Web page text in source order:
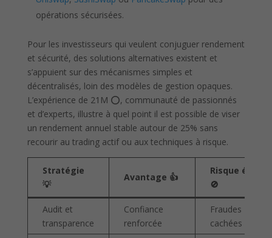
opérations sécurisées.
Pour les investisseurs qui veulent conjuguer rendement
et sécurité, des solutions alternatives existent et
s’appuient sur des mécanismes simples et
décentralisés, loin des modèles de gestion opaques.
L’expérience de 21M ⭕, communauté de passionnés
et d’experts, illustre à quel point il est possible de viser
un rendement annuel stable autour de 25% sans
recourir au trading actif ou aux techniques à risque.
Stratégie
💡
Avantage 👍
Risque évité
🚫
Audit et
transparence
Confiance
renforcée
Fraudes
cachées